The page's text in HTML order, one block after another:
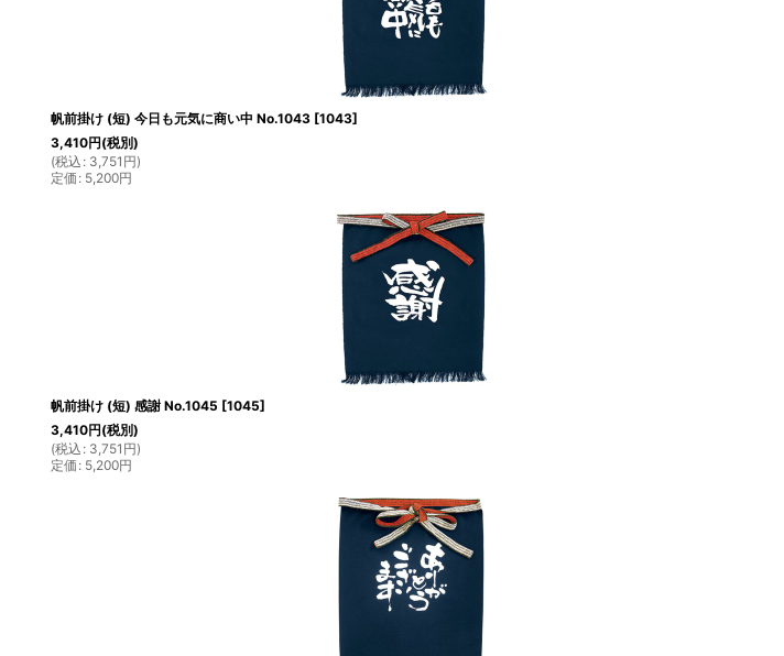
帆前掛け (短) 今日も元気に商い中 No.1043 [1043]
3,410円(税別)
(税込 : 3,751 円)
定価 : 5,200円
帆前掛け (短) 感謝 No.1045 [1045]
3,410円(税別)
(税込 : 3,751 円)
定価 : 5,200円